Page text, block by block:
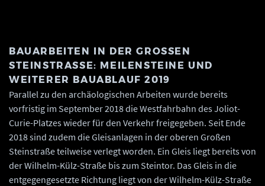
BAUARBEITEN IN DER GROSSEN S
TEINSTRASSE: MEILENSTEINE UND WE
ITERER BAUABLAUF 2019
Parallel zu den archäologischen Arbeiten wurde bereits
vorfristig im September 2018 die Westfahrbahn des Joliot-
Curie-Platzes wieder für den Verkehr freigegeben. Seit Ende
2018 sind zudem die Gleisanlagen in der oberen Großen
Steinstraße teilweise verlegt worden. Ein Gleis liegt bereits von
der Wilhelm-Külz-Straße bis zum Steintor. Das Gleis in die
entgegengesetzte Richtung liegt von der Wilhelm-Külz-Straße